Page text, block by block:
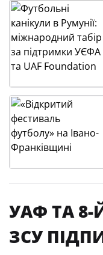
УАФ ТА
ЗСУ